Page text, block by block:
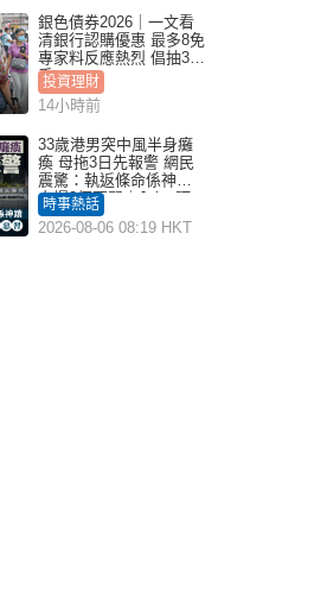
銀色債券2026｜一文看
清銀行認購優惠 最多8免
專家料反應熱烈 倡抽30
手
投資理財
14小時前
33歲港男突中風半身癱
瘓 母拖3日先報警 網民
震驚：執返條命係神蹟
自爆2個惡習｜Juicy叮
時事熱話
2026-08-06 08:19 HKT